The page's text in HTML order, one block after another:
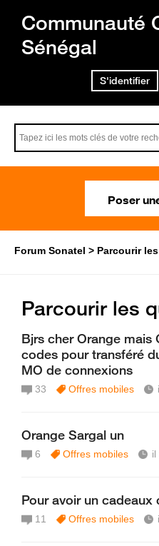
Communauté
Sénégal
S'identifier
Poser
Forum Sonatel Parcourir
Parcourir les
Bjrs cher Orange mais
codes pour transféré
MO de connexions
33 Offres mobiles
Orange Sargal un
6 Offres mobiles il
Pour avoir un
11 Offres mobiles